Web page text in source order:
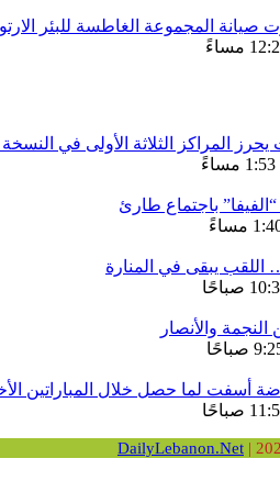
صيانة المجموعة الغاطسة للبئر
الثلاثة الأولى في النسخة 75 من رالي فنلندا
“الفيفا” باجتماع طارئ
اللقب يبقى في المنارة
والأنصار
أسفت لما حصل خلال المباراتين
DailyLebanon.Net